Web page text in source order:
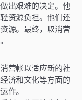
出艰难的决定。他
资源负担。他们还
源。最终，取消营
营帐以适应新的社
济和文化等方面的
作。